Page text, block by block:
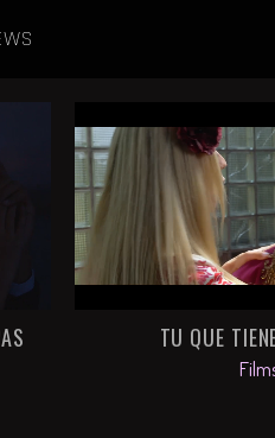
TU QUE